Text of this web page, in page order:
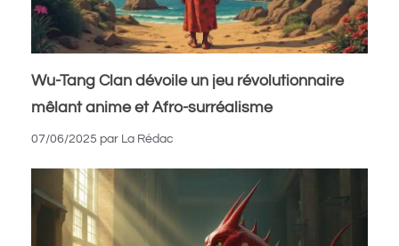
Wu-Tang Clan dévoile un jeu révolutionnaire
mêlant anime et Afro-surréalisme
07/06/2025 par La Rédac